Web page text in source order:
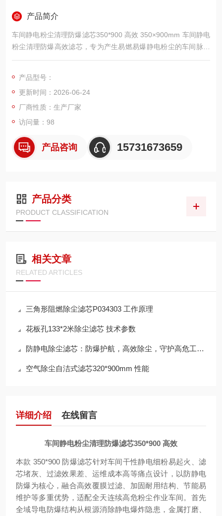
产品简介
车间静电粉尘清理防爆滤芯350*900 高效 350×900mm 车间静电
粉尘清理防爆高效滤芯，专为产生易燃易爆静电粉尘的车间脉冲
除尘设备打造，外径 350mm、筒高 900mm，滤材内置连续导电
升过滤面积，双层金属支撑网搭配密封端盖。可快速释放粉尘摩
擦产生的静电，避免电荷聚集产生火花引发粉尘爆燃，覆膜实现
表面过滤。
产品型号：
更新时间：2026-06-24
厂商性质：生产厂家
访问量：98
产品咨询 15731673659
产品分类
PRODUCT CLASSIFICATION
相关文章
RELATED ARTICLES
三角形阻燃除尘滤芯P034303 工作原理
花板孔133*2米除尘滤芯 技术参数
防静电除尘滤芯：防爆护航，高效除尘，守护高危工况安全
空气除尘自洁式滤芯320*900mm 性能
详细介绍 在线留言
车间静电粉尘清理防爆滤芯350*900 高效
本款 350*900 防爆滤芯针对车间干性静电细粉易起火、滤
芯堵灰、过滤效果差、运维成本高等痛点设计，以防静电
防爆为核心，融合高效覆膜过滤、加固耐用结构、节能易
维护等多重优势，适配全天连续高危粉尘作业车间。首先
全域导电防爆结构从根源消除静电爆炸隐患，金属打磨、